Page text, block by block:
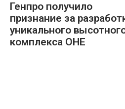
Генпро получило
признание за
уникального
комплекса ОНЕ